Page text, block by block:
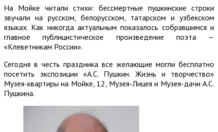
На Мойке читали стихи: бессмертные пушкинские строки
звучали на русском, белорусском, татарском и узбекском
языках. Как никогда актуальным показалось собравшимся и
главное публицистическое произведение поэта —
«Клеветникам России».
Сегодня в честь праздника все желающие могли бесплатно
посетить экспозиции «А.С. Пушкин. Жизнь и творчество»
Музея-квартиры на Мойке, 12, Музея-Лицея и Музея-дачи А.С.
Пушкина.